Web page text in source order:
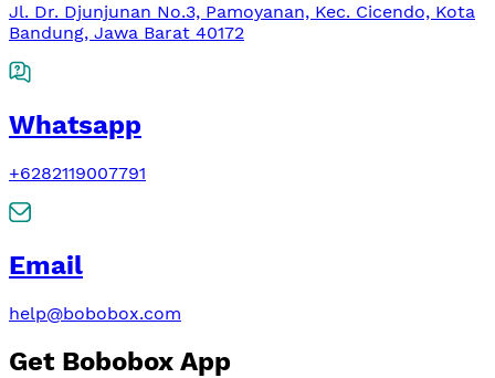
Jl. Dr. Djunjunan No.3, Pamoyanan, Kec. Cicendo, Kota
Bandung, Jawa Barat 40172
Whatsapp
+6282119007791
Email
help@bobobox.com
Get Bobobox App